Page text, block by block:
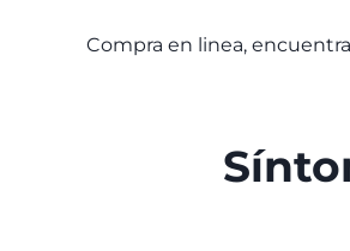
Compra en linea,